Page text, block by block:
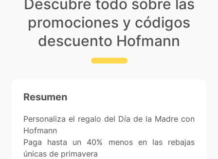
Descubre todo sobre las
promociones y códigos
descuento Hofmann
Resumen
Personaliza el regalo del Día de la Madre con
Hofmann
Paga hasta un 40% menos en las rebajas
únicas de primavera